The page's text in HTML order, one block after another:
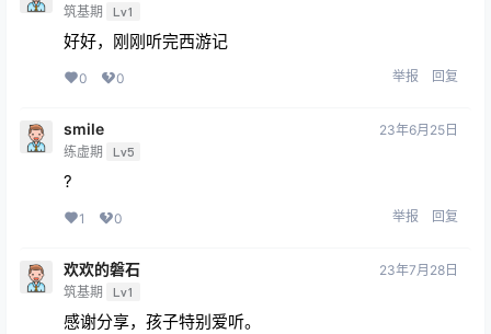
筑基期 Lv1
好好，刚刚听完西游记
0 0 举报 回复
smile
练虚期 Lv5
23年6月25日
?
1 0 举报 回复
欢欢的磐石
筑基期 Lv1
23年7月28日
感谢分享，孩子特别爱听。